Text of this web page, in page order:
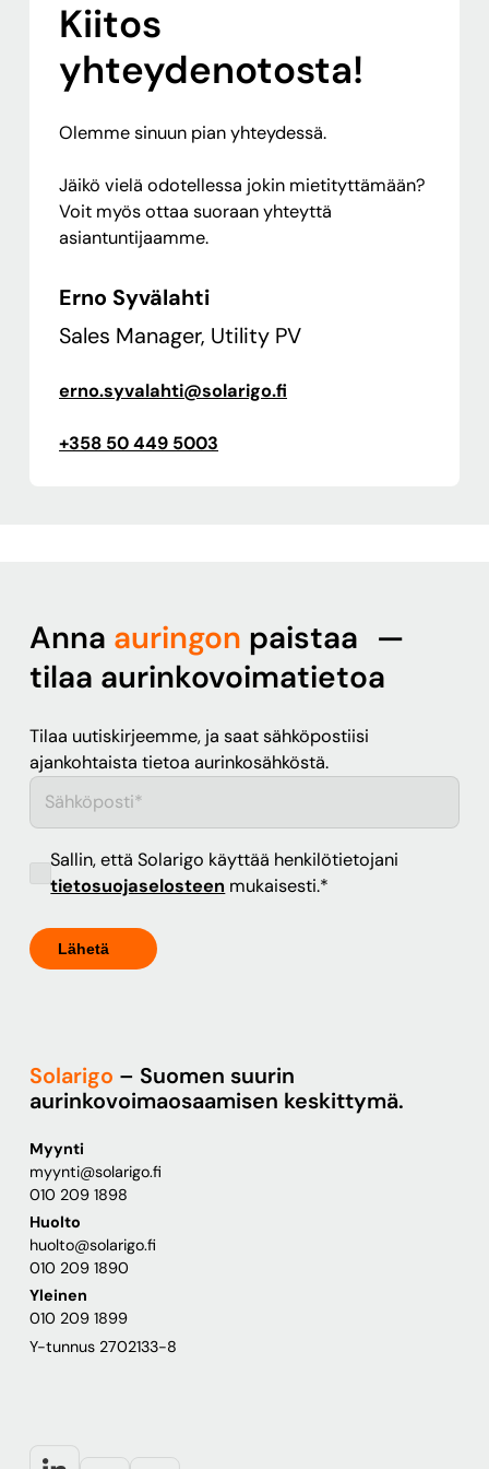
Kiitos
yhteydenotosta!
Olemme sinuun pian yhteydessä.
Jäikö vielä odotellessa jokin mietityttämään?
Voit myös ottaa suoraan yhteyttä
asiantuntijaamme.
Erno Syvälahti
Sales Manager, Utility PV
erno.syvalahti@solarigo.fi
+358 50 449 5003
Anna auringon paistaa —
tilaa aurinkovoimatietoa
Tilaa uutiskirjeemme, ja saat sähköpostiisi
ajankohtaista tietoa aurinkosähköstä.
Sallin, että Solarigo käyttää henkilötietojani
tietosuojaselosteen mukaisesti.*
Solarigo – Suomen suurin
aurinkovoimaosaamisen keskittymä.
Myynti
myynti@solarigo.fi
010 209 1898
Huolto
huolto@solarigo.fi
010 209 1890
Yleinen
010 209 1899
Y-tunnus 2702133-8